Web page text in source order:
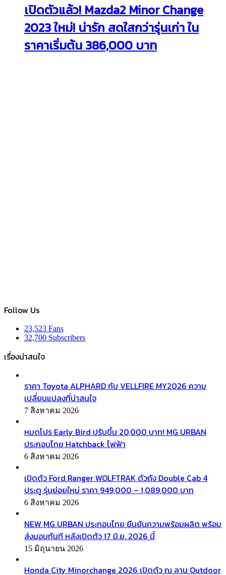
เปิดตัวแล้ว! Mazda2 Minor Change
2023 ใหม่! น่ารัก สดใสกว่ารุ่นเก่า ใน
ราคาเริ่มต้น 386,000 บาท
Follow Us
23,523 Fans
32,700 Subscribers
เรื่องน่าสนใจ
ราคา Toyota ALPHARD กับ VELLFIRE MY2026 ความ
เปลี่ยนแปลงที่น่าสนใจ
7 สิงหาคม 2026
หมดโปร Early Bird ปรับขึ้น 20,000 บาท! MG URBAN
ประกอบไทย Hatchback ไฟฟ้า
6 สิงหาคม 2026
เปิดตัว Ford Ranger WOLFTRAK ตัวถัง Double Cab 4
ประตู รุ่นย่อยใหม่ ราคา 949,000 – 1,089,000 บาท
6 สิงหาคม 2026
NEW MG URBAN ประกอบไทย ยืนยันความพร้อมผลิต พร้อม
ส่งมอบทันที หลังเปิดตัว 17 มิ.ย. 2026 นี้
15 มิถุนายน 2026
Honda City Minorchange 2026 เปิดตัว ณ ลาน Outdoor